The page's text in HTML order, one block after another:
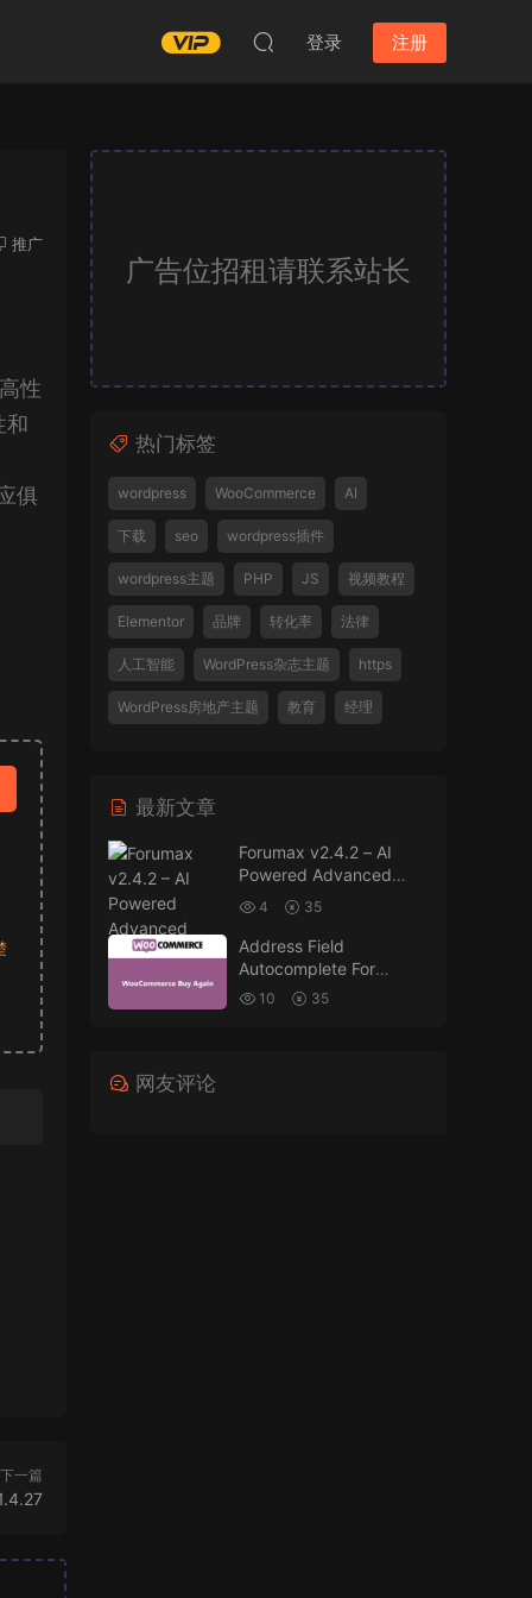
登录 注册
推广
性
和
俱
下一篇
广告位招租请联系站长
热门标签
wordpress WooCommerce AI
下载 seo wordpress插件
wordpress主题 PHP JS 视频教程
Elementor 品牌 转化率 法律
人工智能 WordPress杂志主题 https
WordPress房地产主题 教育 经理
最新文章
Forumax v2.4.2 – AI
Powered Advanced
Community Forum
Plugin
4 35
Address Field
Autocomplete For
WooCommerce v1.3.2
10 35
网友评论